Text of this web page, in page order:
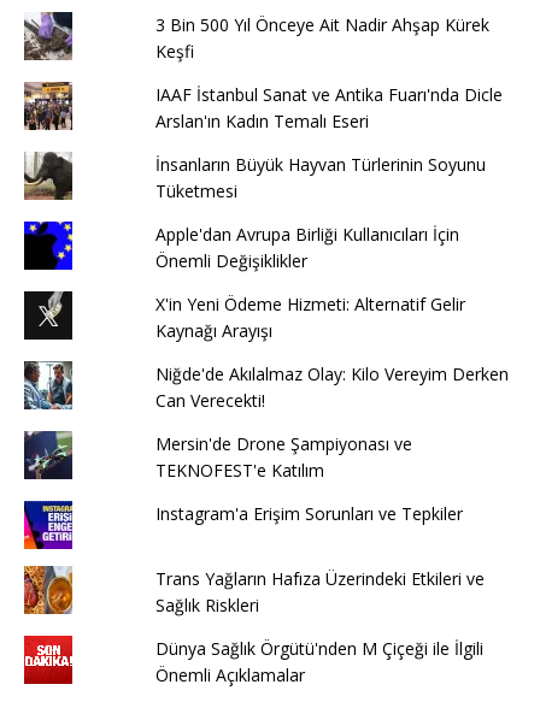
3 Bin 500 Yıl Önceye Ait Nadir Ahşap Kürek
Keşfi
IAAF İstanbul Sanat ve Antika Fuarı'nda Dicle
Arslan'ın Kadın Temalı Eseri
İnsanların Büyük Hayvan Türlerinin Soyunu
Tüketmesi
Apple'dan Avrupa Birliği Kullanıcıları İçin
Önemli Değişiklikler
X'in Yeni Ödeme Hizmeti: Alternatif Gelir
Kaynağı Arayışı
Niğde'de Akılalmaz Olay: Kilo Vereyim Derken
Can Verecekti!
Mersin'de Drone Şampiyonası ve
TEKNOFEST'e Katılım
Instagram'a Erişim Sorunları ve Tepkiler
Trans Yağların Hafıza Üzerindeki Etkileri ve
Sağlık Riskleri
Dünya Sağlık Örgütü'nden M Çiçeği ile İlgili
Önemli Açıklamalar